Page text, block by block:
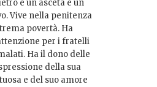
è un asceta e un
Vive nella penitenza
povertà. Ha
per i fratelli
Ha il dono delle
della sua
e del suo amore